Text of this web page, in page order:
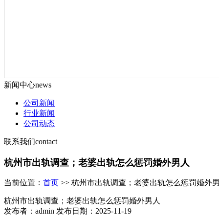
新闻中心news
公司新闻
行业新闻
公司动态
联系我们contact
杭州市出轨调查；老婆出轨怎么惩罚婚外男人
当前位置： 首页 >> 杭州市出轨调查；老婆出轨怎么惩罚婚外
杭州市出轨调查；老婆出轨怎么惩罚婚外男人
发布者：admin 发布日期：2025-11-19